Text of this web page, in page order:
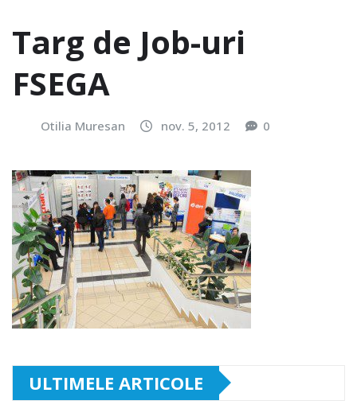
Targ de Job-uri
FSEGA
Otilia Muresan nov. 5, 2012 0
ULTIMELE ARTICOLE